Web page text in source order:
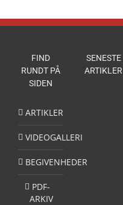
FIND
RUNDT PÅ
SIDEN
ARTIKLER
VIDEOGALLERI
BEGIVENHEDER
PDF-
ARKIV
SENESTE
ARTIKLER